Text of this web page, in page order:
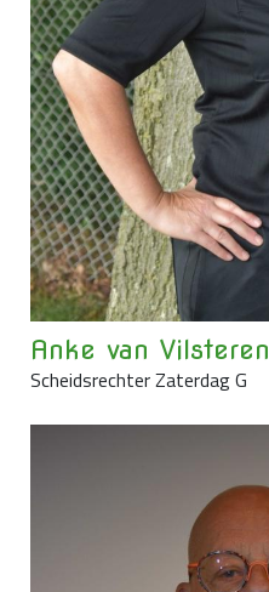
Anke van Vilsteren
Scheidsrechter Zaterdag G